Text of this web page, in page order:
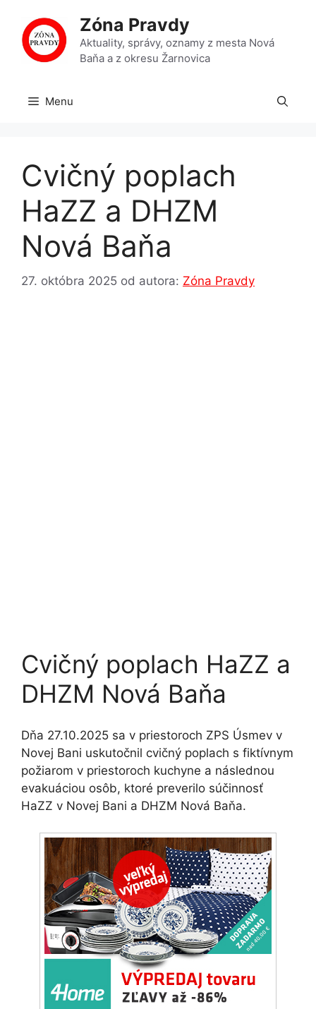
obsah
Zóna Pravdy
Aktuality, správy, oznamy z mesta Nová
Baňa a z okresu Žarnovica
Menu
Cvičný poplach
HaZZ a DHZM
Nová Baňa
27. októbra 2025 od autora: Zóna Pravdy
Cvičný poplach HaZZ a
DHZM Nová Baňa
Dňa 27.10.2025 sa v priestoroch ZPS Úsmev v
Novej Bani uskutočnil cvičný poplach s fiktívnym
požiarom v priestoroch kuchyne a následnou
evakuáciou osôb, ktoré preverilo súčinnosť
HaZZ v Novej Bani a DHZM Nová Baňa.